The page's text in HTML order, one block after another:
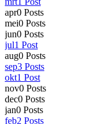
apr0 Posts
mei0 Posts
jun0 Posts
jul1 Post
aug0 Posts
sep3 Posts
okt1 Post
nov0 Posts
dec0 Posts
jan0 Posts
feb2 Posts